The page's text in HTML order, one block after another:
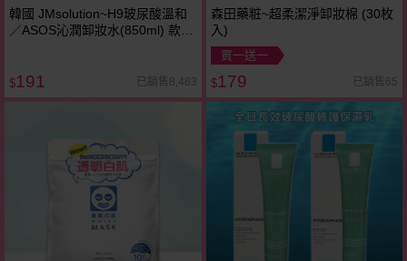
韓國 JMsolution~H9玻尿酸溫和
／ASOS沁潤卸妝水(850ml) 款式
$191 已銷售8,483
森田藥粧~超柔潔淨卸妝棉 (30枚
入)
買一送一
$179 已銷售65